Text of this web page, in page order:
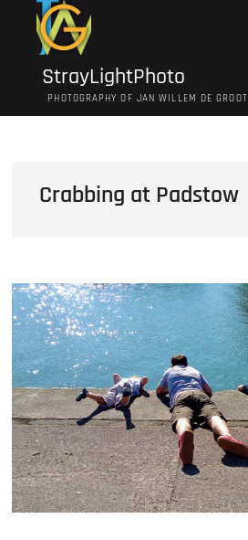
StrayLightPhoto
PHOTOGRAPHY OF JAN WILLEM DE GROOT
Crabbing at Padstow